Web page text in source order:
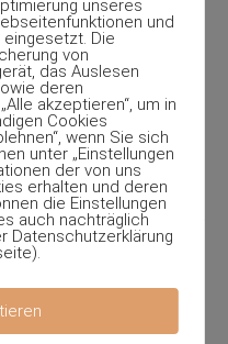
John Maynard
Börse und
eines Spiels?
für
Teil 1
leisten, Dich nicht
unseres
und
Die
von
das Auslesen
deren
akzeptieren“, um in
Cookies
wenn Sie sich
unter „Einstellungen
der von uns
erhalten und deren
die Einstellungen
auch nachträglich
Datenschutzerklärung